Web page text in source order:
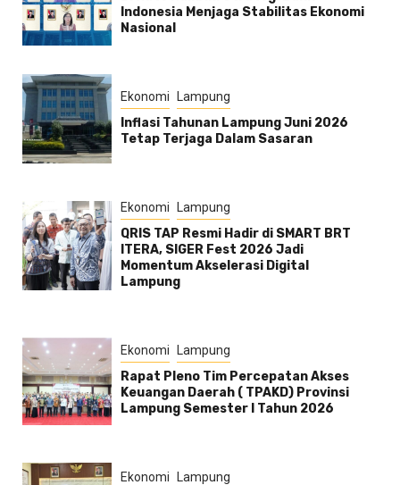
Indonesia Menjaga Stabilitas Ekonomi
Nasional
Ekonomi Lampung
Inflasi Tahunan Lampung Juni 2026
Tetap Terjaga Dalam Sasaran
Ekonomi Lampung
QRIS TAP Resmi Hadir di SMART BRT
ITERA, SIGER Fest 2026 Jadi
Momentum Akselerasi Digital
Lampung
Ekonomi Lampung
Rapat Pleno Tim Percepatan Akses
Keuangan Daerah ( TPAKD) Provinsi
Lampung Semester l Tahun 2026
Ekonomi Lampung